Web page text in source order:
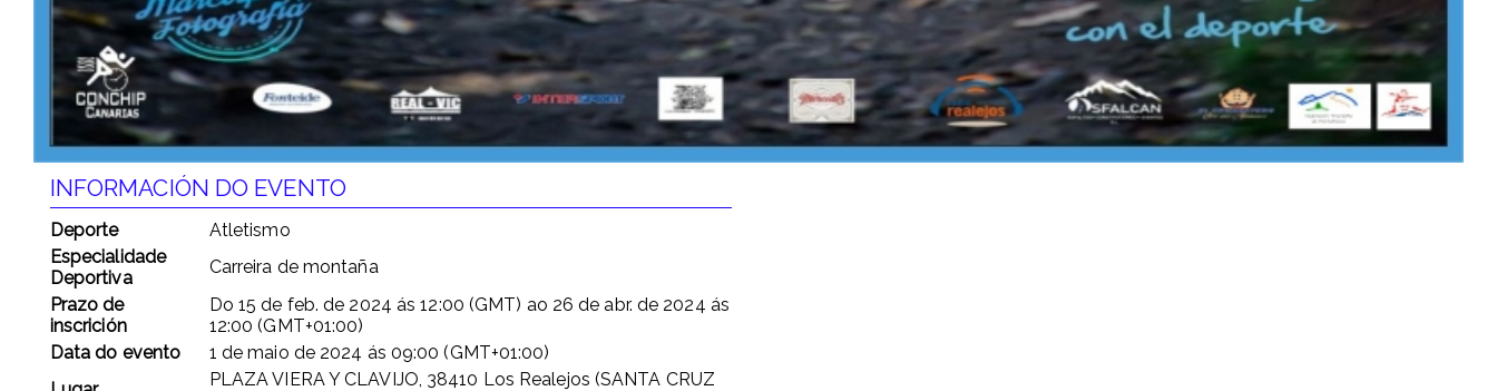
INFORMACIÓN DO EVENTO
Deporte
Atletismo
Especialidade
Deportiva
Carreira de montaña
Prazo de
inscrición
Do15 de feb. de 2024 ás12:00 (GMT) ao 26 de abr. de 2024 ás
12:00 (GMT+01:00)
Data do evento
1 de maio de 2024 ás 09:00 (GMT+01:00)
PLAZA VIERA Y CLAVIJO, 38410 Los Realejos (SANTA CRUZ